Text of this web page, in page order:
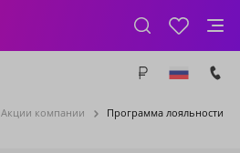
Акции компании Программа лояльности